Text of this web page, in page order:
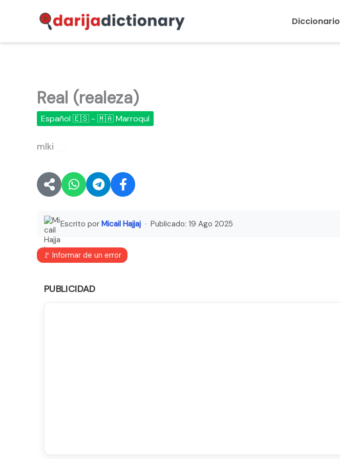
Diccionario
Real (realeza)
Español 🇪🇸 - 🇲🇦 Marroquí
mlki
Escrito por Micail Hajjaj · Publicado: 19 Ago 2025
🚩 Informar de un error
PUBLICIDAD